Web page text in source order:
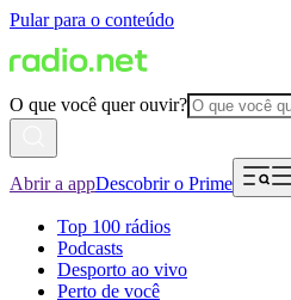
Pular para o conteúdo
O que você quer ouvir?
Abrir a appDescobrir o Prime
Top 100 rádios
Podcasts
Desporto ao vivo
Perto de você